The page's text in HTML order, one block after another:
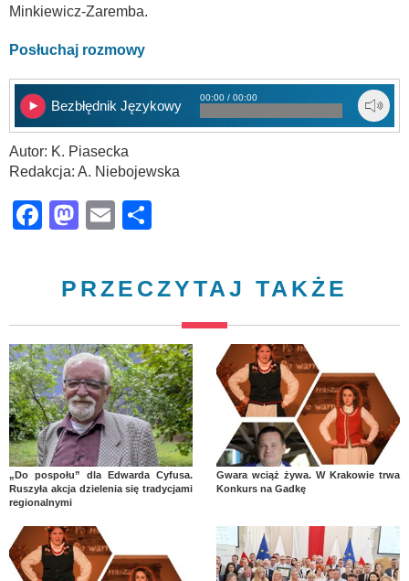
Minkiewicz-Zaremba.
Posłuchaj rozmowy
Bezbłędnik Językowy
00:00 / 00:00
Autor: K. Piasecka
Redakcja: A. Niebojewska
Facebook
Mastodon
Email
PRZECZYTAJ TAKŻE
„Do pospołu” dla Edwarda Cyfusa.
Ruszyła akcja dzielenia się tradycjami
regionalnymi
Gwara wciąż żywa. W Krakowie trwa
Konkurs na Gadkę